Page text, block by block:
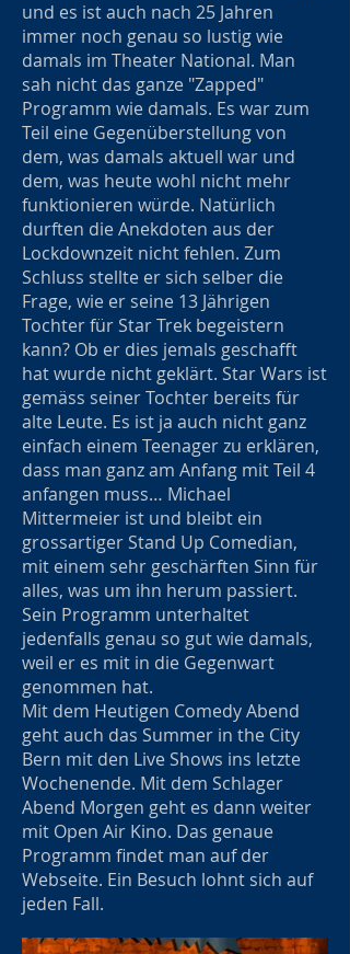
und es ist auch nach 25 Jahren
immer noch genau so lustig wie
damals im Theater National. Man
sah nicht das ganze "Zapped"
Programm wie damals. Es war zum
Teil eine Gegenüberstellung von
dem, was damals aktuell war und
dem, was heute wohl nicht mehr
funktionieren würde. Natürlich
durften die Anekdoten aus der
Lockdownzeit nicht fehlen. Zum
Schluss stellte er sich selber die
Frage, wie er seine 13 Jährigen
Tochter für Star Trek begeistern
kann? Ob er dies jemals geschafft
hat wurde nicht geklärt. Star Wars ist
gemäss seiner Tochter bereits für
alte Leute. Es ist ja auch nicht ganz
einfach einem Teenager zu erklären,
dass man ganz am Anfang mit Teil 4
anfangen muss… Michael
Mittermeier ist und bleibt ein
grossartiger Stand Up Comedian,
mit einem sehr geschärften Sinn für
alles, was um ihn herum passiert.
Sein Programm unterhaltet
jedenfalls genau so gut wie damals,
weil er es mit in die Gegenwart
genommen hat.
Mit dem Heutigen Comedy Abend
geht auch das Summer in the City
Bern mit den Live Shows ins letzte
Wochenende. Mit dem Schlager
Abend Morgen geht es dann weiter
mit Open Air Kino. Das genaue
Programm findet man auf der
Webseite. Ein Besuch lohnt sich auf
jeden Fall.